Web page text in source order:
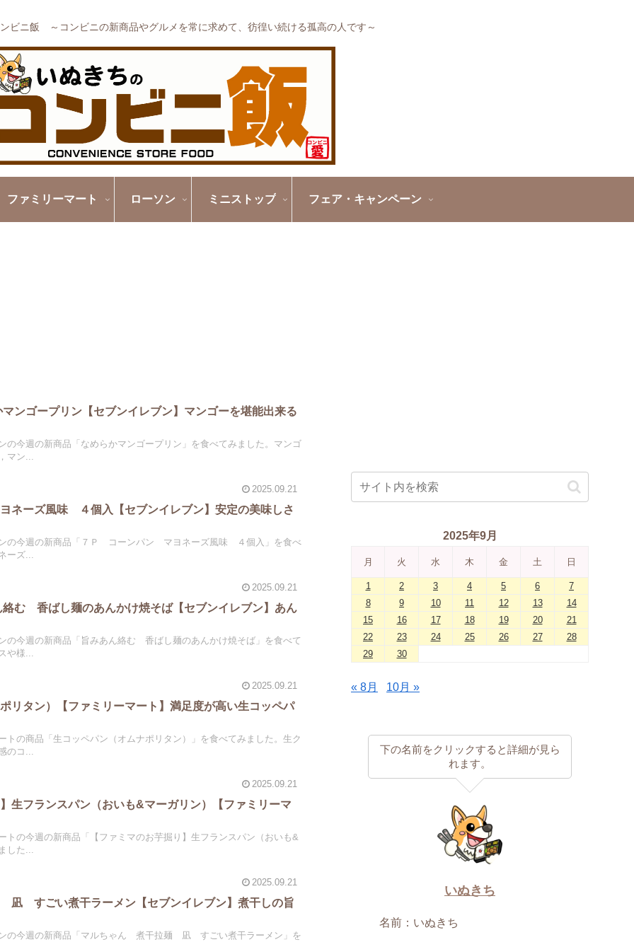
ビニ飯 ～コンビニの新商品やグルメを常に求めて、彷徨い続ける孤高の人です～
ファミリーマート ローソン ミニストップ フェア・キャンペーン
ンゴープリン【セブンイレブン】マンゴーを堪能出来る
の今週の新商品「なめらかマンゴープリン」を食べてみました。マンゴ
マン...
2025.09.21
ーズ風味 ４個入【セブンイレブン】安定の美味しさ
の今週の新商品「７Ｐ コーンパン マヨネーズ風味 ４個入」を食べ
ーズ...
2025.09.21
絡む 香ばし麺のあんかけ焼そば【セブンイレブン】あん
の今週の新商品「旨みあん絡む 香ばし麺のあんかけ焼そば」を食べて
や様...
2025.09.21
リタン）【ファミリーマート】満足度が高い生コッペパ
トの商品「生コッペパン（オムナポリタン）」を食べてみました。生ク
のコ...
2025.09.21
生フランスパン（おいも&マーガリン）【ファミリーマ
トの今週の新商品「【ファミマのお芋掘り】生フランスパン（おいも&
した...
2025.09.21
すごい煮干ラーメン【セブンイレブン】煮干しの旨
の今週の新商品「マルちゃん 煮干拉麺 凪 すごい煮干ラーメン」を
2025年9月
月 火 水 木 金 土 日
1 2 3 4 5 6
7
8
9 10 11 12 13
14
15
16 17 18 19 20
21
22
23 24 25 26 27
28
29
30
« 8月 10月 »
下の名前をクリックすると詳細が見ら
れます。
いぬきち
名前：いぬきち